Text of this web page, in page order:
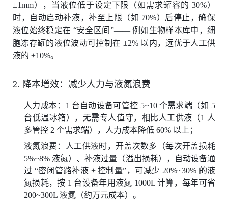
±1mm），当液位低于设定下限（如需求罐容的 30%）
时，自动启动补液，补至上限（如 70%）后停止，确保
液位始终稳定在 “安全区间”—— 例如生物样本库中，细
胞冻存罐的液位波动可控制在 ±2% 以内，远优于人工供
液的 ±10%。
2. 降本增效：减少人力与液氮浪费
人力成本：1 台自动设备可管控 5~10 个需求端（如 5
台低温冰箱），无需专人值守，相比人工供液（1 人
多管控 2 个需求端），人力成本降低 60% 以上；
液氮浪费：人工供液时，开盖次数多（每次开盖损耗
5%~8% 液氮）、补液过量（溢出损耗），自动设备通
过 “密闭管路补液 + 控制量”，可减少 20%~30% 的液
氮损耗，按 1 台设备年用液氮 1000L 计算，每年可省
200~300L 液氮（约万元成本）。